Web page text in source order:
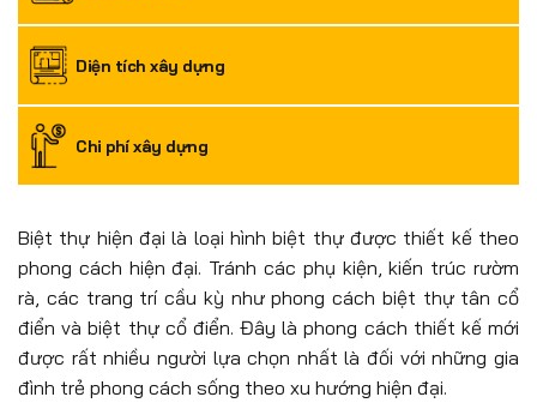
Diện tích xây dựng
Chi phí xây dựng
Biệt thự hiện đại là loại hình biệt thự được thiết kế theo
phong cách hiện đại. Tránh các phụ kiện, kiến trúc rườm
rà, các trang trí cầu kỳ như phong cách biệt thự tân cổ
điển và biệt thự cổ điển. Đây là phong cách thiết kế mới
được rất nhiều người lựa chọn nhất là đối với những gia
đình trẻ phong cách sống theo xu hướng hiện đại.